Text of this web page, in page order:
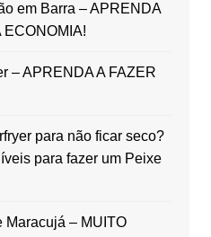
em Barra – APRENDA
ECONOMIA!
– APRENDA A FAZER
para não ficar seco?
para fazer um Peixe
Maracujá – MUITO